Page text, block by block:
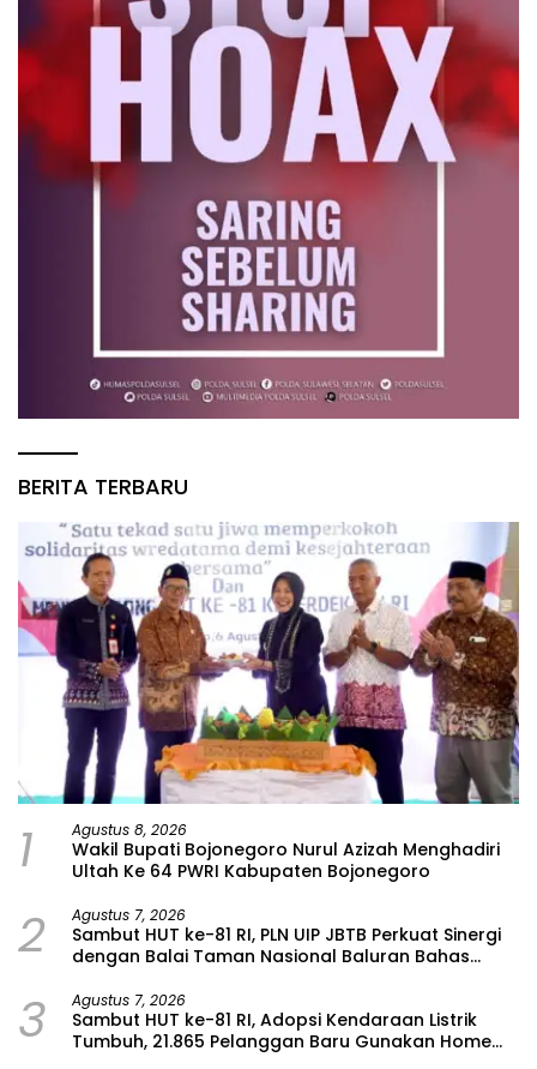
BERITA TERBARU
1 Agustus 8, 2026
Wakil Bupati Bojonegoro Nurul Azizah Menghadiri
Ultah Ke 64 PWRI Kabupaten Bojonegoro
2 Agustus 7, 2026
Sambut HUT ke-81 RI, PLN UIP JBTB Perkuat Sinergi
dengan Balai Taman Nasional Baluran Bahas
Watudodol/Kalipuro
3 Agustus 7, 2026
Sambut HUT ke-81 RI, Adopsi Kendaraan Listrik
Tumbuh, 21.865 Pelanggan Baru Gunakan Home